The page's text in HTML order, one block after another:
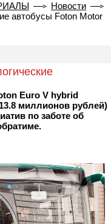
Новости
автобусы Foton Motor
Euro V hybrid
миллионов рублей)
по заботе об